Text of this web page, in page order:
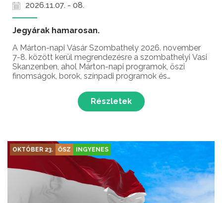
2026.11.07. - 08.
Jegyárak hamarosan.
A Márton-napi Vásár Szombathely 2026. november
7-8. között kerül megrendezésre a szombathelyi Vasi
Skanzenben, ahol Márton-napi programok, őszi
finomságok, borok, színpadi programok és
Részletek
OKTÓBER 23. ŐSZ INGYENES